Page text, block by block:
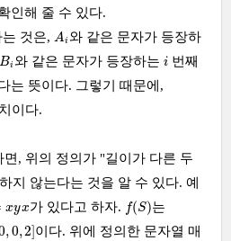
인해 줄 수 있다.
것은, Ai
A 와 같은 문자가 등장하
Bi
Bi 와 같은 문자가 등장하는 ii번째
는 뜻이다. 그렇기 때문에,
이다.
, 위의 정의가 "길이가 다른 두
지 않는다는 것을 알 수 있다. 예
xyx가 있다고 하자. f(S)
(S) 는
,0,2]
0 0, 2] 이다. 위에 정의한 문자열 매